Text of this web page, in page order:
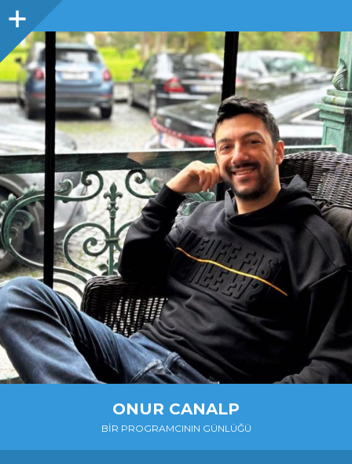
Sidebar
ONUR CANALP
BIR PROGRAMCININ GÜNLÜĞÜ